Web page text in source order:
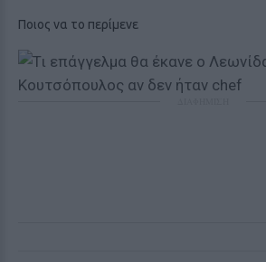
Ποιος να το περίμενε